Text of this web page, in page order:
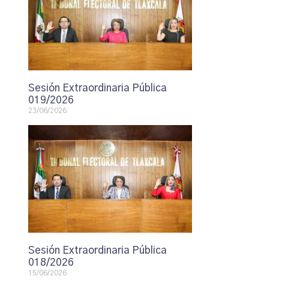
Sesión Extraordinaria Pública
019/2026
23/06/2026
Sesión Extraordinaria Pública
018/2026
15/06/2026